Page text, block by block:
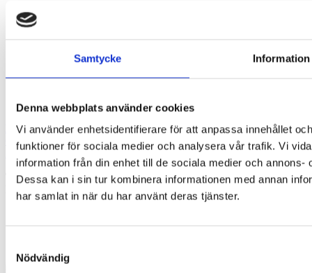
Samtycke Information
Denna webbplats använder cookies
Vi använder enhetsidentifierare för att anpassa innehållet
funktioner för sociala medier och analysera vår trafik. Vi
information från din enhet till de sociala medier och
Dessa kan i sin tur kombinera informationen med annan
har samlat in när du har använt deras tjänster.
Nödvändig
Nyheder – Labex
Instagram
LABEX ApS
Gl. Køge landevej 55,
2500 Valby
Tel: 45 66 13 00
E-mail:
info@labex.com